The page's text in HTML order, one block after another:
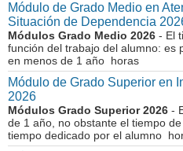
Módulo de Grado Medio en
Situación de Dependencia
Módulos Grado Medio 2026 - El
función del trabajo del alumno: es
en menos de 1 año horas
Módulo de Grado Superior en
2026
Módulos Grado Superior 2026 -
de 1 año, no obstante el tiempo
tiempo dedicado por el alumno